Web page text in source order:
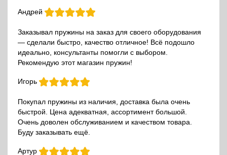
Андрей
Заказывал пружины на заказ для своего оборудования
— сделали быстро, качество отличное! Всё подошло
идеально, консультанты помогли с выбором.
Рекомендую этот магазин пружин!
Игорь
Покупал пружины из наличия, доставка была очень
быстрой. Цена адекватная, ассортимент большой.
Очень доволен обслуживанием и качеством товара.
Буду заказывать ещё.
Артур